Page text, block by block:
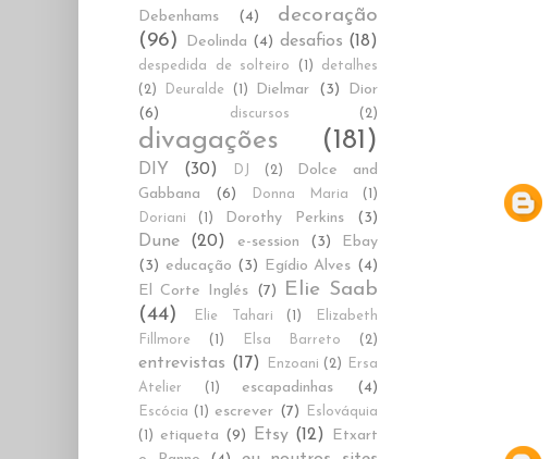
Debenhams (4)
decoração
(96)
Deolinda (4) desafios (18)
despedida de solteiro (1)
detalhes
(2)
Deuralde (1) Dielmar (3)
Dior
(6)
discursos (2)
divagações (181)
DIY (30) DJ (2)
Dolce and
Gabbana
(6) Donna Maria
(1)
Doriani
(1) Dorothy Perkins (3)
Dune (20) e-session (3)
Ebay
(3) educação (3) Egídio Alves (4)
El Corte Inglés (7)
Elie Saab
(44)
Elie Tahari (1)
Elizabeth
Fillmore
(1) Elsa Barreto (2)
entrevistas (17) Enzoani (2)
Ersa
Atelier
(1) escapadinhas (4)
Escócia (1) escrever (7)
Eslováquia
(1)
etiqueta (9) Etsy (12)
Etxart